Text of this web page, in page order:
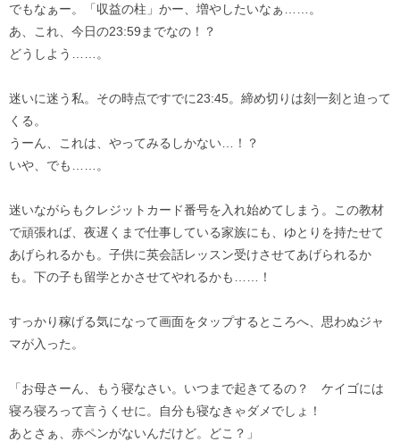
でもなぁー。「収益の柱」かー、増やしたいなぁ……。
あ、これ、今日の23:59までなの！？
どうしよう……。
迷いに迷う私。その時点ですでに23:45。締め切りは刻一刻と迫って
くる。
うーん、これは、やってみるしかない…！？
いや、でも……。
迷いながらもクレジットカード番号を入れ始めてしまう。この教材
で頑張れば、夜遅くまで仕事している家族にも、ゆとりを持たせて
あげられるかも。子供に英会話レッスン受けさせてあげられるか
も。下の子も留学とかさせてやれるかも……！
すっかり稼げる気になって画面をタップするところへ、思わぬジャ
マが入った。
「お母さーん、もう寝なさい。いつまで起きてるの？ ケイゴには
寝ろ寝ろって言うくせに。自分も寝なきゃダメでしょ！
あとさぁ、赤ペンがないんだけど。どこ？」